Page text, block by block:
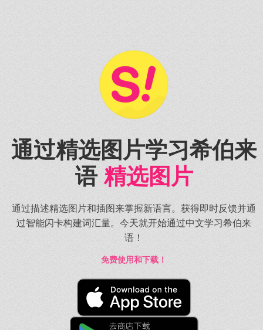
通过精选图片学习希伯来
语精选图片
通过描述精选图片和插图来掌握新语言。获得即时反馈并通
过智能闪卡构建词汇量。今天就开始通过中文学习希伯来
语！
免费使用和下载！